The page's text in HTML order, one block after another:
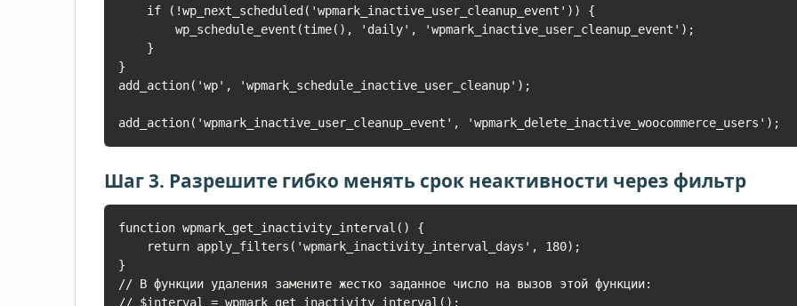
}
add_action('wp', 'wpmark_schedule_inactive_user_cleanup');
add_action('wpmark_inactive_user_cleanup_event', 'wpmark_delete_inactive_woocommerce_users');
Шаг 3. Разрешите гибко менять срок неактивности через фильтр
function wpmark_get_inactivity_interval() {
}
// В функции удаления замените жестко заданное число на вызов этой функции:
// $interval = wpmark_get_inactivity_interval();